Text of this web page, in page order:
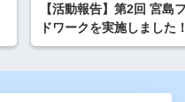
【活動報告】第2回 宮島
ドワークを実施しました